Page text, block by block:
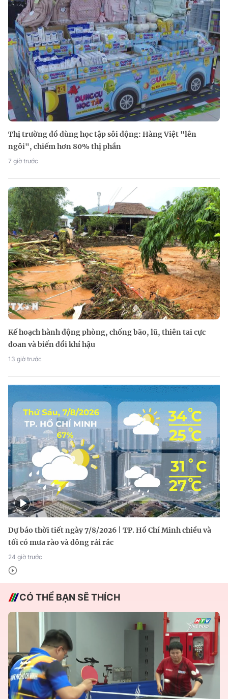
Thị trường đồ dùng học tập sôi động: Hàng Việt "lên
ngôi", chiếm hơn 80% thị phần
7 giờ trước
Kế hoạch hành động phòng, chống bão, lũ, thiên tai cực
đoan và biến đổi khí hậu
13 giờ trước
Dự báo thời tiết ngày 7/8/2026 | TP. Hồ Chí Minh chiều và
tối có mưa rào và dông rải rác
24 giờ trước
CÓ THỂ BẠN SẼ THÍCH